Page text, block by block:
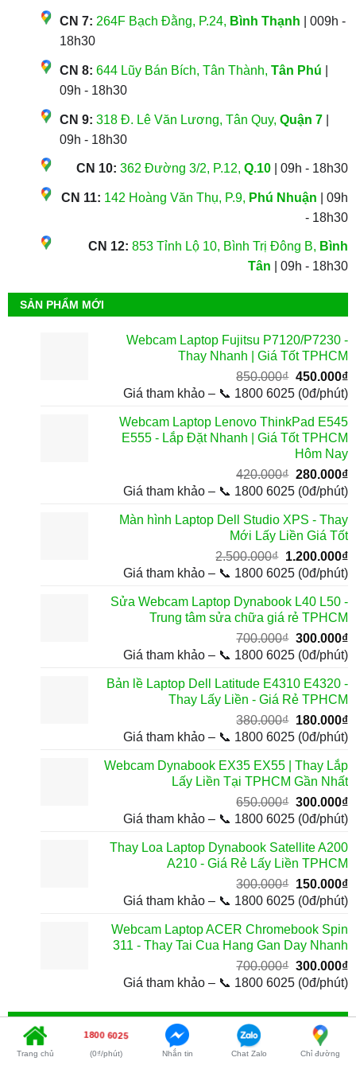
CN 7: 264F Bạch Đằng, P.24, Bình Thạnh | 009h -
18h30
CN 8: 644 Lũy Bán Bích, Tân Thành, Tân Phú
09h - 18h30
CN 9: 318 Đ. Lê Văn Lương, Tân Quy, Quận 7|
09h - 18h30
CN 10: 362 Đường 3/2, P.12,Q.10 | 09h - 18h30
CN 11: 142 Hoàng Văn Thụ, P.9, Phú Nhuận | 09h
- 18h30
CN 12: 853 Tỉnh Lộ 10, Bình Trị Đông B, Bình
Tân | 09h - 18h30
SẢN PHẨM MỚI
Webcam Laptop Fujitsu P7120/P7230 -
Thay Nhanh | Giá Tốt TPHCM
850.000₫ Giá
gốc
850.000₫.
450.000₫
Giá tham khảo – 📞 1800 6025 (0đ/phút)
Webcam Laptop Lenovo ThinkPad E545
E555 - Lắp Đặt Nhanh | Giá Tốt TPHCM
Hôm Nay
420.000₫ Giá
gốc
420.000₫.
280.000₫
Giá tham khảo – 📞 1800 6025 (0đ/phút)
Màn hình Laptop Dell Studio XPS - Thay
Mới Lấy Liền Giá Tốt
2.500.000₫ Giá
gốc
2.500.000₫.
1.200.000₫
Giá tham khảo – 📞 1800 6025 (0đ/phút)
Sửa Webcam Laptop Dynabook L40 L50 -
Trung tâm sửa chữa giá rẻ TPHCM
700.000₫ Giá
gốc
700.000₫.
300.000₫
Giá tham khảo – 📞 1800 6025 (0đ/phút)
Bản lề Laptop Dell Latitude E4310 E4320 -
Thay Lấy Liền - Giá Rẻ TPHCM
380.000₫ Giá
gốc
380.000₫.
180.000₫
Giá tham khảo – 📞 1800 6025 (0đ/phút)
Webcam Dynabook EX35 EX55 | Thay Lắp
Lấy Liền Tại TPHCM Gần Nhất
650.000₫ Giá
gốc
650.000₫.
300.000₫
Giá tham khảo – 📞 1800 6025 (0đ/phút)
Thay Loa Laptop Dynabook Satellite A200
A210 - Giá Rẻ Lấy Liền TPHCM
300.000₫ Giá
gốc
300.000₫.
150.000₫
Giá tham khảo – 📞 1800 6025 (0đ/phút)
Webcam Laptop ACER Chromebook Spin
311 - Thay Tai Cua Hang Gan Day Nhanh
700.000₫ Giá
gốc
700.000₫.
300.000₫
Giá tham khảo – 📞 1800 6025 (0đ/phút)
BÀI VIẾT MỚI
Trang chủ
1800 6025
(0₫/phút) Nhắn tin Chat Zalo Chỉ đường